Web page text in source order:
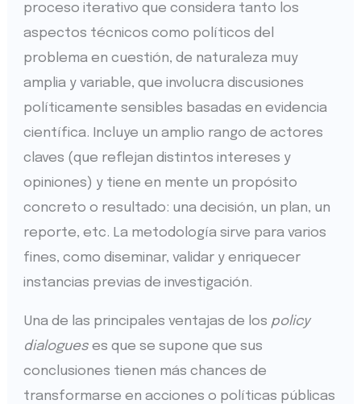
proceso iterativo que considera tanto los
aspectos técnicos como políticos del
problema en cuestión, de naturaleza muy
amplia y variable, que involucra discusiones
políticamente sensibles basadas en evidencia
científica. Incluye un amplio rango de actores
claves (que reflejan distintos intereses y
opiniones) y tiene en mente un propósito
concreto o resultado: una decisión, un plan, un
reporte, etc. La metodología sirve para varios
fines, como diseminar, validar y enriquecer
instancias previas de investigación.
Una de las principales ventajas de los policy
dialogues es que se supone que sus
conclusiones tienen más chances de
transformarse en acciones o políticas públicas